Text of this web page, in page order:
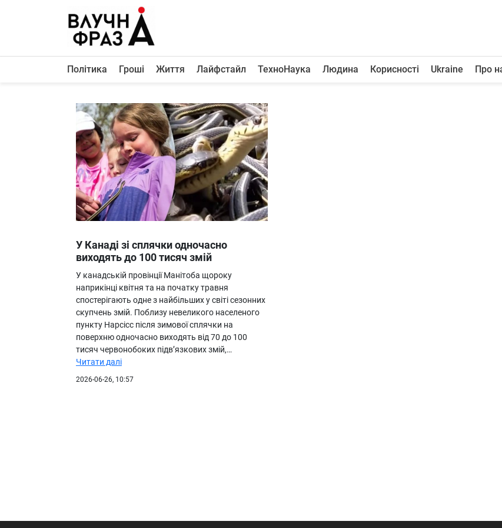
Політика
Життя
Лайфстайл
ТехноНаука
Людина
Корисності
Про нас
Політика Гроші Життя Лайфстайл ТехноНаука Людина Корисності Ukraine Про
У Канаді зі сплячки одночасно
виходять до 100 тисяч змій
У канадській провінції Манітоба щороку
наприкінці квітня та на початку травня
спостерігають одне з найбільших у світі сезонних
скупчень змій. Поблизу невеликого населеного
пункту Нарсісс після зимової сплячки на
поверхню одночасно виходять від 70 до 100
тисяч червонобоких підв’язкових змій,…
Читати далі
2026-06-26, 10:57